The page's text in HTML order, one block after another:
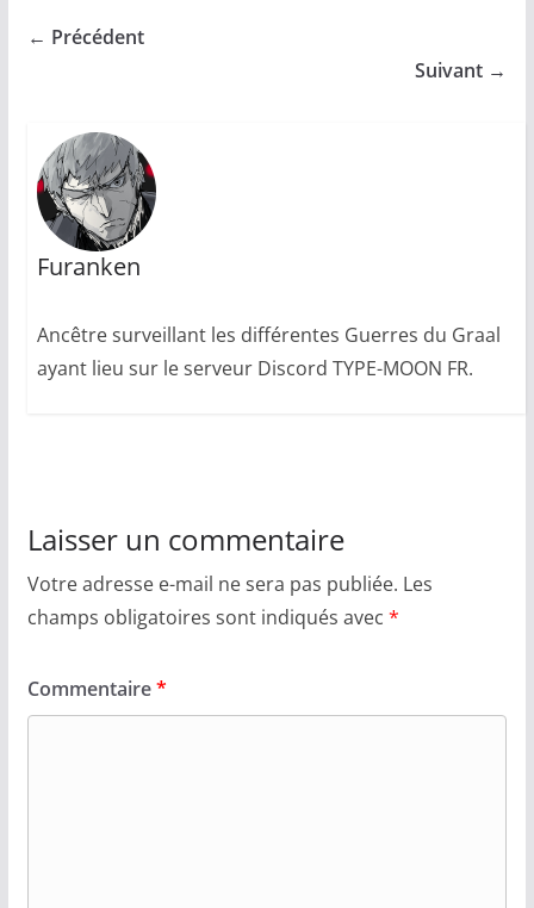
← Précédent
Suivant →
Furanken
Ancêtre surveillant les différentes Guerres du Graal
ayant lieu sur le serveur Discord TYPE-MOON FR.
Laisser un commentaire
Votre adresse e-mail ne sera pas publiée. Les
champs obligatoires sont indiqués avec *
Commentaire*